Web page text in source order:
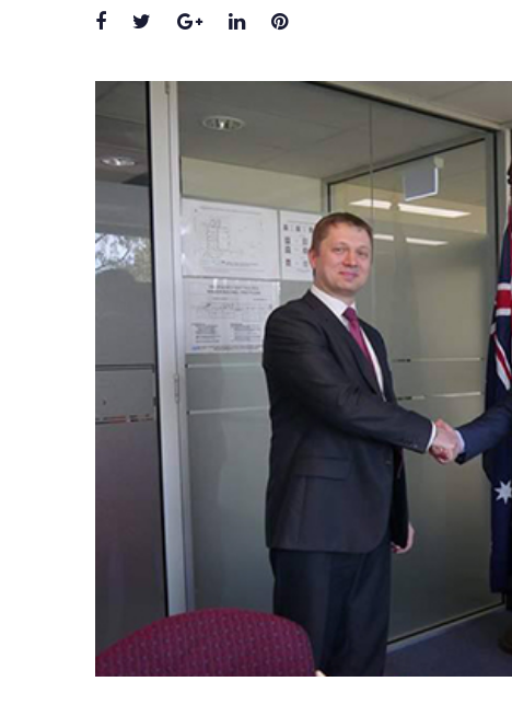
Facebook
TwitterGoogle+
LinkedInPinterest